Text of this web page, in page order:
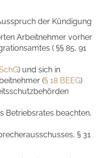
der Kündigung
Arbeitnehmer vorher
( §§ 85, 91
) und sich in
(§ 18 BEEG)
Betriebsrates beachten,
§ 31